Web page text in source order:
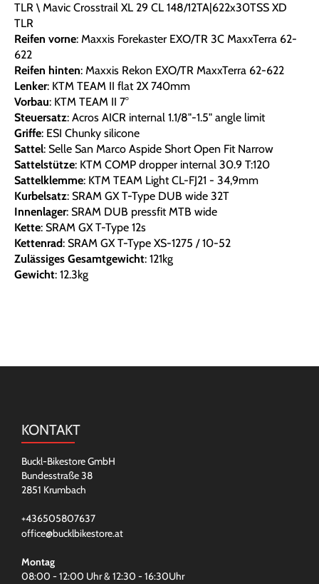
TLR \ Mavic Crosstrail XL 29 CL 148/12TA|622x30TSS XD
TLR
Reifen vorne: Maxxis Forekaster EXO/TR 3C MaxxTerra 62-
622
Reifen hinten: Maxxis Rekon EXO/TR MaxxTerra 62-622
Lenker: KTM TEAM II flat 2X 740mm
Vorbau: KTM TEAM II 7°
Steuersatz: Acros AICR internal 1.1/8"-1.5" angle limit
Griffe: ESI Chunky silicone
Sattel: Selle San Marco Aspide Short Open Fit Narrow
Sattelstütze: KTM COMP dropper internal 30.9 T:120
Sattelklemme: KTM TEAM Light CL-FJ21 - 34,9mm
Kurbelsatz: SRAM GX T-Type DUB wide 32T
Innenlager: SRAM DUB pressfit MTB wide
Kette: SRAM GX T-Type 12s
Kettenrad: SRAM GX T-Type XS-1275 / 10-52
Zulässiges Gesamtgewicht: 121kg
Gewicht: 12.3kg
KONTAKT
Buckl-Bikestore GmbH
Bundesstraße 38
2851 Krumbach
+436505807637
office@bucklbikestore.at
Montag
08:00 - 12:00 Uhr & 12:30 - 16:30Uhr